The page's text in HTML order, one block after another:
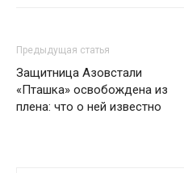
Предыдущая статья
Защитница Азовстали
«Пташка» освобождена из
плена: что о ней известно